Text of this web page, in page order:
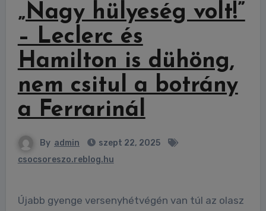
„Nagy hülyeség volt!”
– Leclerc és
Hamilton is dühöng,
nem csitul a botrány
a Ferrarinál
By admin
szept 22, 2025
csocsoreszo.reblog.hu
Újabb gyenge versenyhétvégén van túl az olasz